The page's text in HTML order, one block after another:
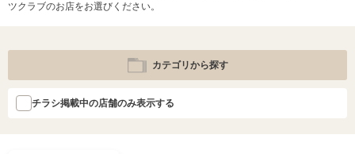
ツクラブのお店をお選びください。
カテゴリから探す
チラシ掲載中の店舗のみ表示する